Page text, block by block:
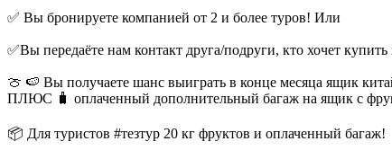
✅ Вы бронируете компанией от 2 и более туров! Или
✅Вы передаёте нам контакт друга/подруги, кто хочет купить
🍈 🍉 Вы получаете шанс выиграть в конце месяца ящик
ПЛЮС 🧳 оплаченный дополнительный багаж на ящик с
📦 Для туристов #тезтур 20 кг фруктов и оплаченный багаж!